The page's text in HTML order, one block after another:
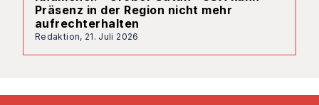
Präsenz in der Region nicht mehr
aufrechterhalten
Redaktion, 21. Juli 2026